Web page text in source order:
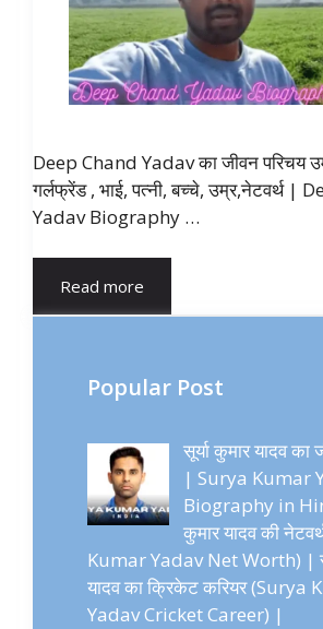
Deep Chand Yadav का जीवन परिचय
गर्लफ्रेंड , भाई, पत्नी, बच्चे, उम्र,नेटवर्थ |
Yadav Biography …
Read more
Popular Post
सूर्या कुमार यादव का
| Surya Kumar
Biography in
कुमार यादव की
Kumar Yadav Net Worth) |
यादव का क्रिकेट करियर (Surya
Yadav Cricket Career) |